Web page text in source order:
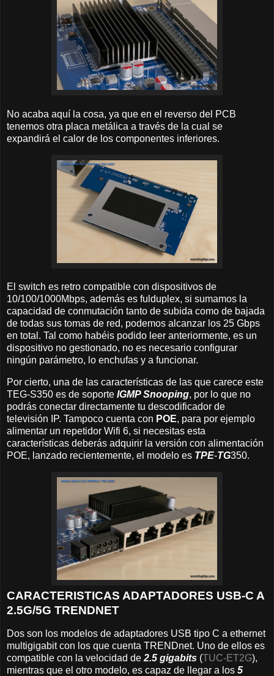
No acaba aquí la cosa, ya que en el reverso del PCB
tenemos otra placa metálica a través de la cual se
expandirá el calor de los componentes inferiores.
El switch es retro compatible con dispositivos de
10/100/1000Mbps, además es fulduplex, si sumamos la
capacidad de conmutación tanto de subida como de bajada
de todas sus tomas de red, podemos alcanzar los 25 Gbps
en total. Tal como habéis podido leer anteriormente, es un
dispositivo no gestionado, no es necesario configurar
ningún parámetro, lo enchufas y a funcionar.
Por cierto, una de las características de las que carece este
TEG-S350 es de soporte IGMP Snooping, por lo que no
podrás conectar directamente tu descodificador de
televisión IP. Tampoco cuenta con POE, para por ejemplo
alimentar un repetidor Wifi 6, si necesitas esta
características deberás adquirir la versión con alimentación
POE, lanzado recientemente, el modelo es TPE-TG350.
CARACTERISTICAS ADAPTADORES USB-C A
2.5G/5G TRENDNET
Dos son los modelos de adaptadores USB tipo C a ethernet
multigigabit con los que cuenta TRENDnet. Uno de ellos es
compatible con la velocidad de 2.5 gigabits (TUC-ET2G),
mientras que el otro modelo, es capaz de llegar a los 5